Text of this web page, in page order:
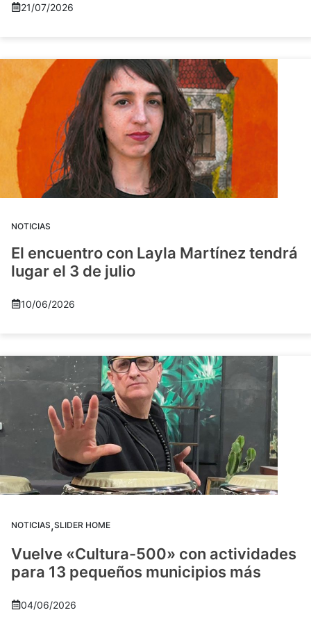
21/07/2026
NOTICIAS
El encuentro con Layla Martínez tendrá
lugar el 3 de julio
10/06/2026
NOTICIAS,SLIDER HOME
Vuelve «Cultura-500» con actividades
para 13 pequeños municipios más
04/06/2026